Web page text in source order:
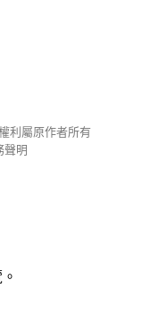
利屬原作者所有
聲明